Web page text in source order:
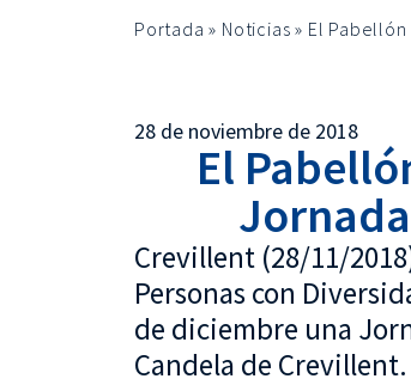
Portada » Noticias » El
28 de noviembre de 2018
El
Crevillent (28/11/
Personas con
de diciembre una
Candela de Crevillent.